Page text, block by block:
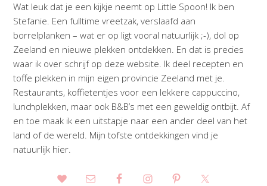
Wat leuk dat je een kijkje neemt op Little Spoon! Ik ben
Stefanie. Een fulltime vreetzak, verslaafd aan
borrelplanken – wat er op ligt vooral natuurlijk ;-), dol op
Zeeland en nieuwe plekken ontdekken. En dat is precies
waar ik over schrijf op deze website. Ik deel recepten en
toffe plekken in mijn eigen provincie Zeeland met je.
Restaurants, koffietentjes voor een lekkere cappuccino,
lunchplekken, maar ook B&B’s met een geweldig ontbijt. Af
en toe maak ik een uitstapje naar een ander deel van het
land of de wereld. Mijn tofste ontdekkingen vind je
natuurlijk hier.